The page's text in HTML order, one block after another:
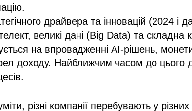
драйвера та інновацій (2024 і
великі дані (Big Data) та складна
на впровадженні AI-рішень,
доходу. Найближчим часом до цього
різні компанії перебувають у різних